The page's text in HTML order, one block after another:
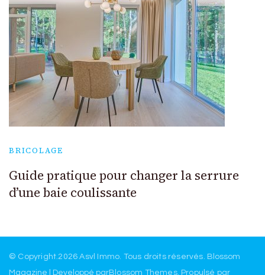
BRICOLAGE
Guide pratique pour changer la serrure
d’une baie coulissante
© Copyright.2026Asvl Immo. Tous droits réservés. Blossom
Magazine | Developpé parBlossom Themes. Propulsé par